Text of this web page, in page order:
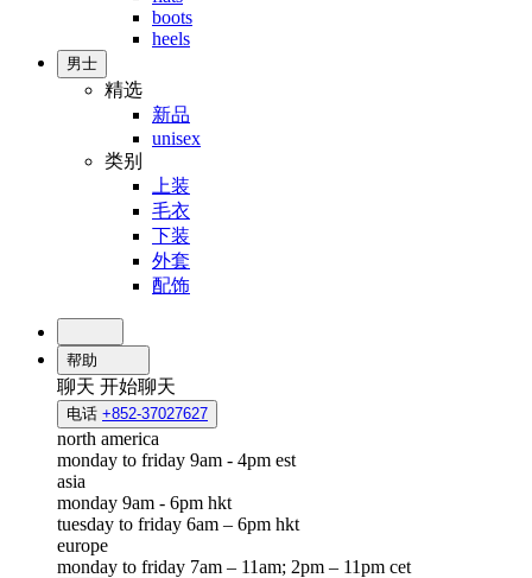
boots
heels
男士
精选
新品
unisex
类别
上装
毛衣
下装
外套
配饰
帮助
聊天 开始聊天
电话 +852-37027627
north america
monday to friday 9am - 4pm est
asia
monday 9am - 6pm hkt
tuesday to friday 6am – 6pm hkt
europe
monday to friday 7am – 11am; 2pm – 11pm cet